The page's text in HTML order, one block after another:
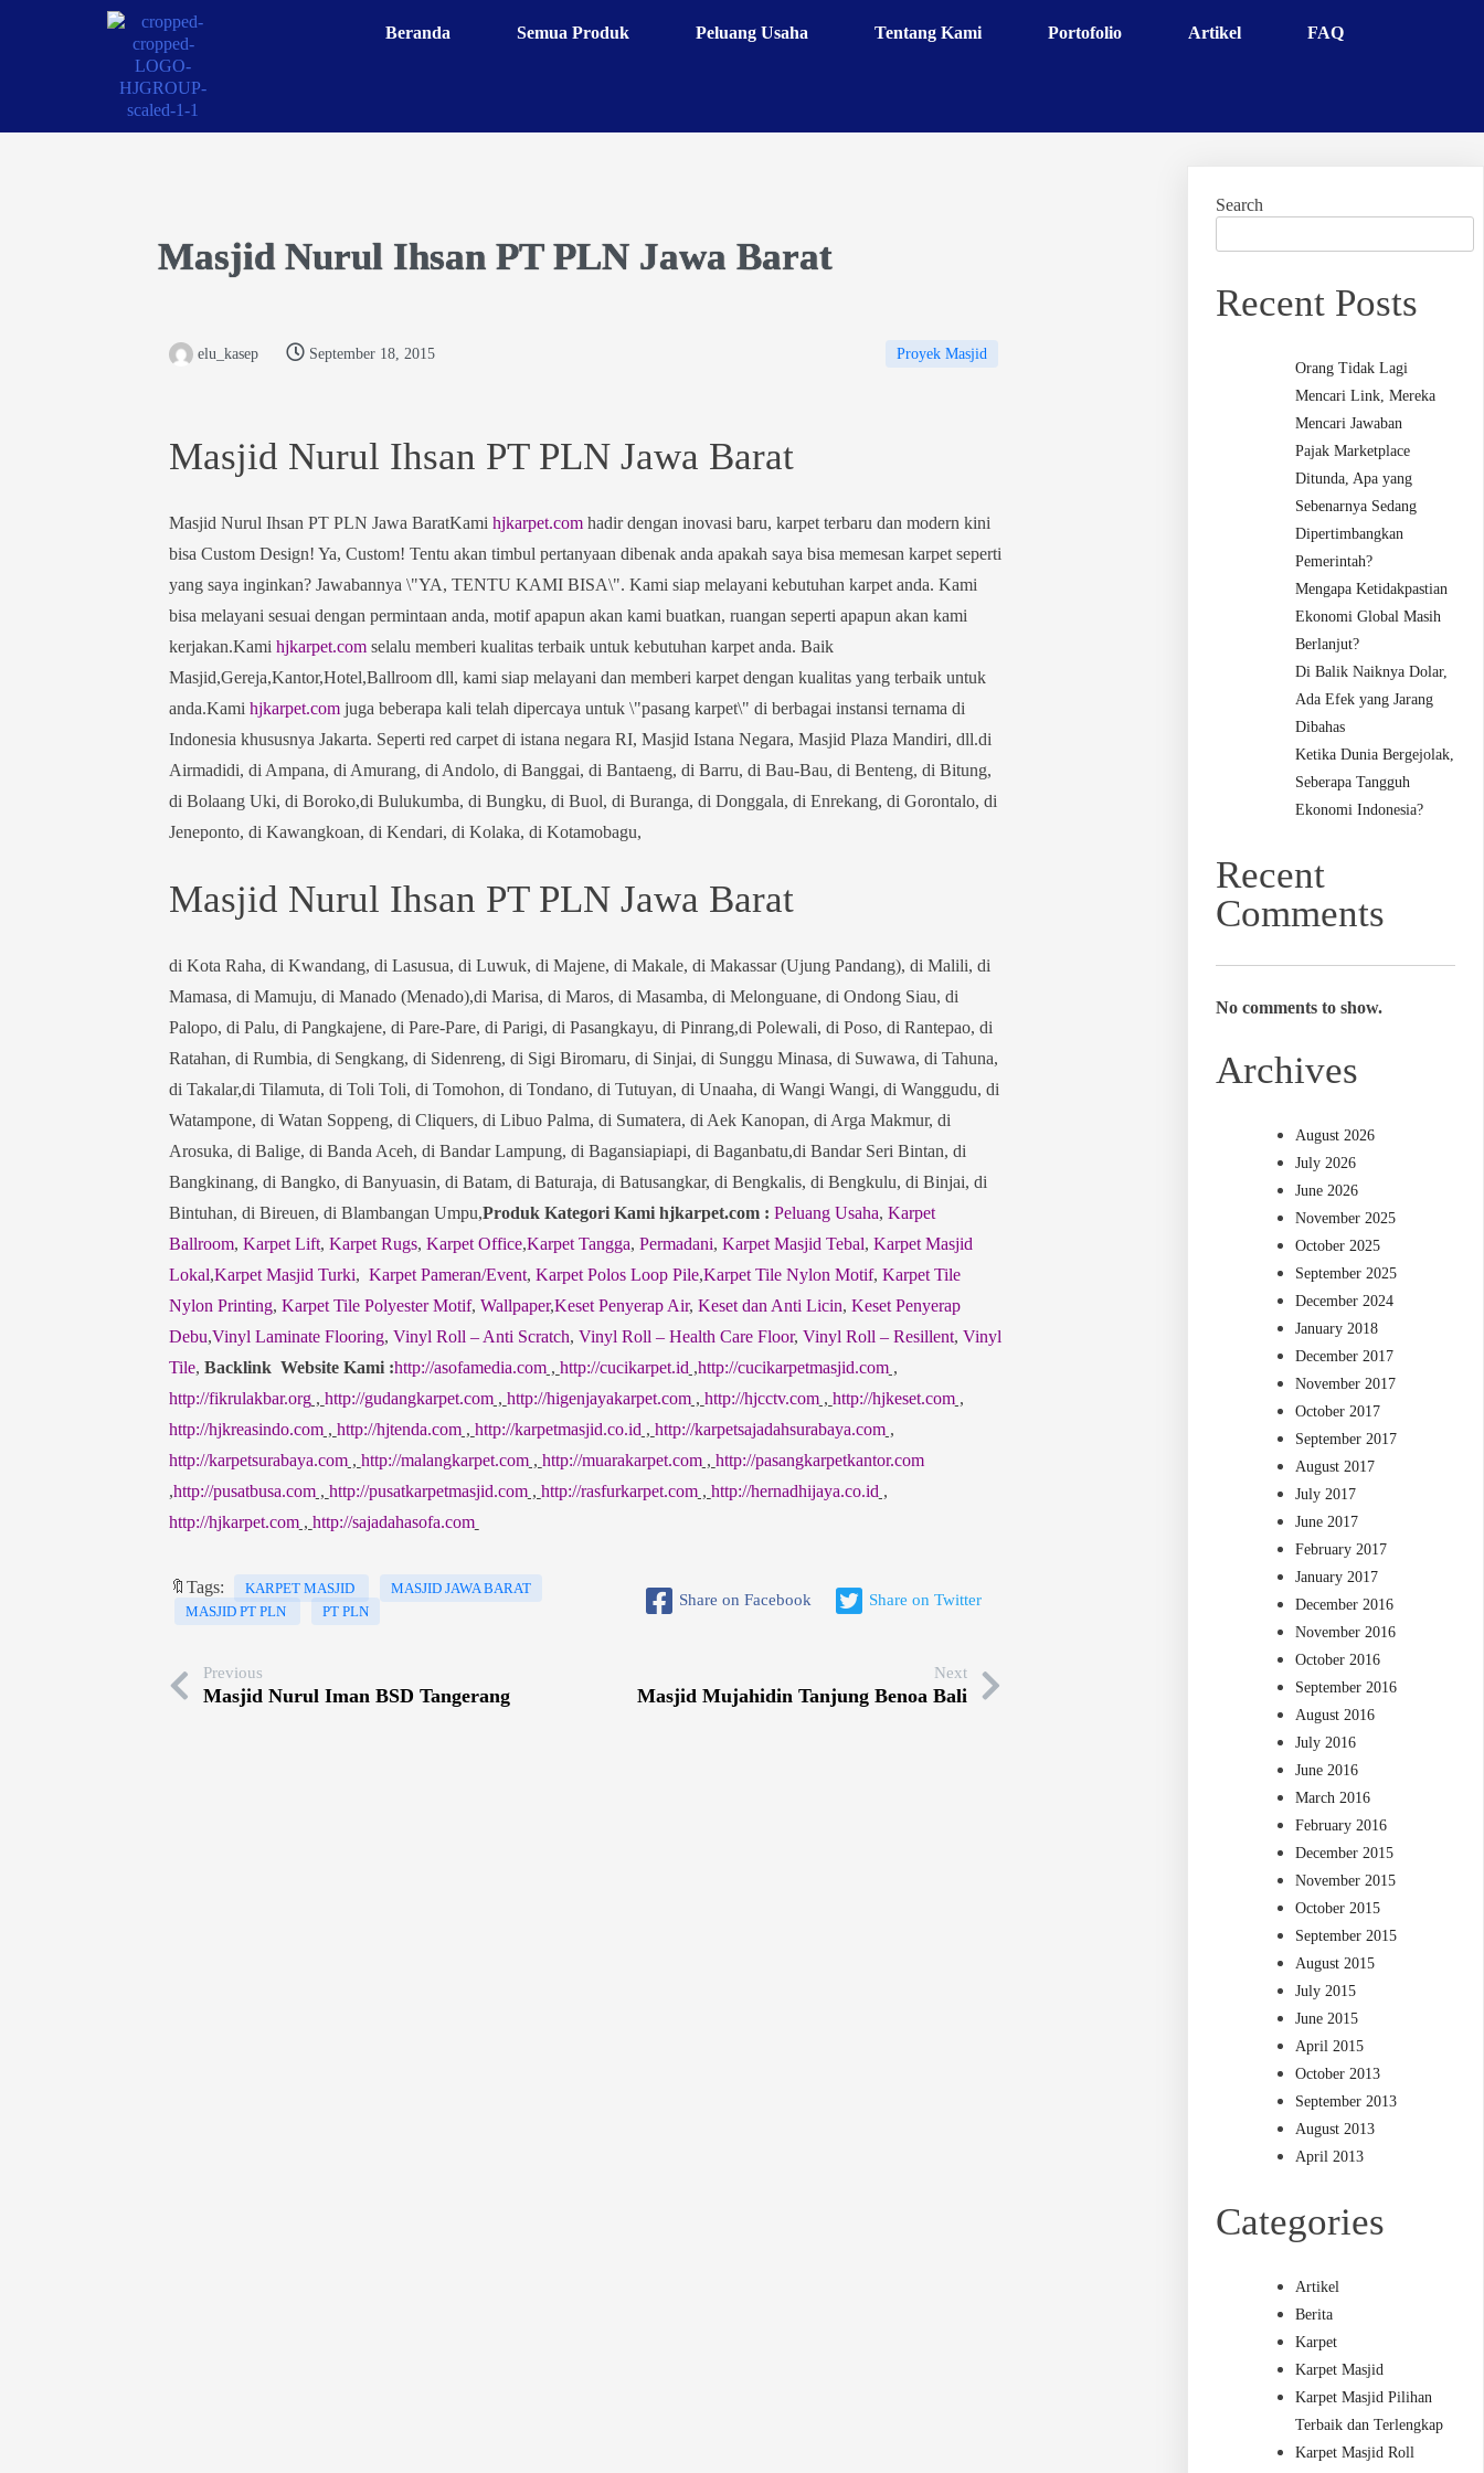
Beranda Semua Produk Peluang Usaha Tentang Kami Portofolio Artikel FAQ
Masjid Nurul Ihsan PT PLN Jawa Barat
elu_kasep September 18, 2015 Proyek Masjid
Masjid Nurul Ihsan PT PLN Jawa Barat
Masjid Nurul Ihsan PT PLN Jawa BaratKami hjkarpet.comhadir dengan inovasi baru, karpet terbaru dan modern kini
bisa Custom Design! Ya, Custom! Tentu akan timbul pertanyaan dibenak anda apakah saya bisa memesan karpet seperti
yang saya inginkan? Jawabannya \"YA, TENTU KAMI BISA\". Kami siap melayani kebutuhan karpet anda. Kami
bisa melayani sesuai dengan permintaan anda, motif apapun akan kami buatkan, ruangan seperti apapun akan kami
kerjakan.Kami hjkarpet.comselalu memberi kualitas terbaik untuk kebutuhan karpet anda. Baik
Masjid,Gereja,Kantor,Hotel,Ballroom dll, kami siap melayani dan memberi karpet dengan kualitas yang terbaik untuk
anda.Kami hjkarpet.comjuga beberapa kali telah dipercaya untuk \"pasang karpet\" di berbagai instansi ternama di
Indonesia khususnya Jakarta. Seperti red carpet di istana negara RI, Masjid Istana Negara, Masjid Plaza Mandiri, dll.di
Airmadidi, di Ampana, di Amurang, di Andolo, di Banggai, di Bantaeng, di Barru, di Bau-Bau, di Benteng, di Bitung,
di Bolaang Uki, di Boroko,di Bulukumba, di Bungku, di Buol, di Buranga, di Donggala, di Enrekang, di Gorontalo, di
Jeneponto, di Kawangkoan, di Kendari, di Kolaka, di Kotamobagu,
Masjid Nurul Ihsan PT PLN Jawa Barat
di Kota Raha, di Kwandang, di Lasusua, di Luwuk, di Majene, di Makale, di Makassar (Ujung Pandang), di Malili, di
Mamasa, di Mamuju, di Manado (Menado),di Marisa, di Maros, di Masamba, di Melonguane, di Ondong Siau, di
Palopo, di Palu, di Pangkajene, di Pare-Pare, di Parigi, di Pasangkayu, di Pinrang,di Polewali, di Poso, di Rantepao, di
Ratahan, di Rumbia, di Sengkang, di Sidenreng, di Sigi Biromaru, di Sinjai, di Sunggu Minasa, di Suwawa, di Tahuna,
di Takalar,di Tilamuta, di Toli Toli, di Tomohon, di Tondano, di Tutuyan, di Unaaha, di Wangi Wangi, di Wanggudu, di
Watampone, di Watan Soppeng, di Cliquers, di Libuo Palma, di Sumatera, di Aek Kanopan, di Arga Makmur, di
Arosuka, di Balige, di Banda Aceh, di Bandar Lampung, di Bagansiapiapi, di Baganbatu,di Bandar Seri Bintan, di
Bangkinang, di Bangko, di Banyuasin, di Batam, di Baturaja, di Batusangkar, di Bengkalis, di Bengkulu, di Binjai, di
Bintuhan, di Bireuen, di Blambangan Umpu,Produk Kategori Kami hjkarpet.com : Peluang Usaha, Karpet
Ballroom, Karpet Lift, Karpet Rugs, Karpet Office,Karpet Tangga, Permadani, Karpet Masjid Tebal, Karpet Masjid
Lokal,Karpet Masjid Turki, Karpet Pameran/Event, Karpet Polos Loop Pile,Karpet Tile Nylon Motif, Karpet Tile
Nylon Printing, Karpet Tile Polyester Motif, Wallpaper,Keset Penyerap Air, Keset dan Anti Licin, Keset Penyerap
Debu,Vinyl Laminate Flooring, Vinyl Roll – Anti Scratch, Vinyl Roll – Health Care Floor, Vinyl Roll – Resillent, Vinyl
Tile, Backlink Website Kami :http://asofamedia.com, http://cucikarpet.id ,http://cucikarpetmasjid.com,
http://fikrulakbar.org, http://gudangkarpet.com, http://higenjayakarpet.com, http://hjcctv.com, http://hjkeset.com,
http://hjkreasindo.com, http://hjtenda.com, http://karpetmasjid.co.id , http://karpetsajadahsurabaya.com,
http://karpetsurabaya.com, http://malangkarpet.com, http://muarakarpet.com, http://pasangkarpetkantor.com
,http://pusatbusa.com, http://pusatkarpetmasjid.com, http://rasfurkarpet.com, http://hernadhijaya.co.id ,
http://hjkarpet.com, http://sajadahasofa.com
🔖Tags: KARPET MASJID
MASJID JAWA BARAT
MASJID PT PLN
PT PLN
Share on Facebook Share on Twitter
Previous
Masjid Nurul Iman BSD Tangerang
Next
Masjid Mujahidin Tanjung Benoa Bali
Search
Recent Posts
Orang Tidak Lagi
Mencari Link, Mereka
Mencari Jawaban
Pajak Marketplace
Ditunda, Apa yang
Sebenarnya Sedang
Dipertimbangkan
Pemerintah?
Mengapa Ketidakpastian
Ekonomi Global Masih
Berlanjut?
Di Balik Naiknya Dolar,
Ada Efek yang Jarang
Dibahas
Ketika Dunia Bergejolak,
Seberapa Tangguh
Ekonomi Indonesia?
Recent
Comments
No comments to show.
Archives
August 2026
July 2026
June 2026
November 2025
October 2025
September 2025
December 2024
January 2018
December 2017
November 2017
October 2017
September 2017
August 2017
July 2017
June 2017
February 2017
January 2017
December 2016
November 2016
October 2016
September 2016
August 2016
July 2016
June 2016
March 2016
February 2016
December 2015
November 2015
October 2015
September 2015
August 2015
July 2015
June 2015
April 2015
October 2013
September 2013
August 2013
April 2013
Categories
Artikel
Berita
Karpet
Karpet Masjid
Karpet Masjid Pilihan
Terbaik dan Terlengkap
Karpet Masjid Roll